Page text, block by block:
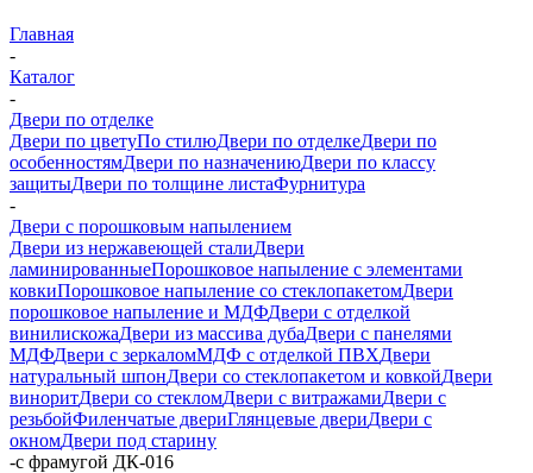
Главная
-
Каталог
-
Двери по отделке
Двери по цветуПо стилюДвери по отделкеДвери по
особенностямДвери по назначениюДвери по классу
защитыДвери по толщине листаФурнитура
-
Двери с порошковым напылением
Двери из нержавеющей сталиДвери
ламинированныеПорошковое напыление с элементами
ковкиПорошковое напыление со стеклопакетомДвери
порошковое напыление и МДФДвери с отделкой
винилискожаДвери из массива дубаДвери с панелями
МДФДвери с зеркаломМДФ с отделкой ПВХДвери
натуральный шпонДвери со стеклопакетом и ковкойДвери
виноритДвери со стекломДвери с витражамиДвери с
резьбойФиленчатые двериГлянцевые двериДвери с
окномДвери под старину
-с фрамугой ДК-016